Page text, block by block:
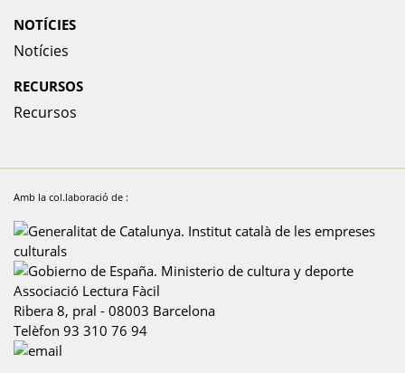
NOTÍCIES
Notícies
RECURSOS
Recursos
Amb la col.laboració de :
Associació Lectura Fàcil
Ribera 8, pral - 08003 Barcelona
Telèfon 93 310 76 94